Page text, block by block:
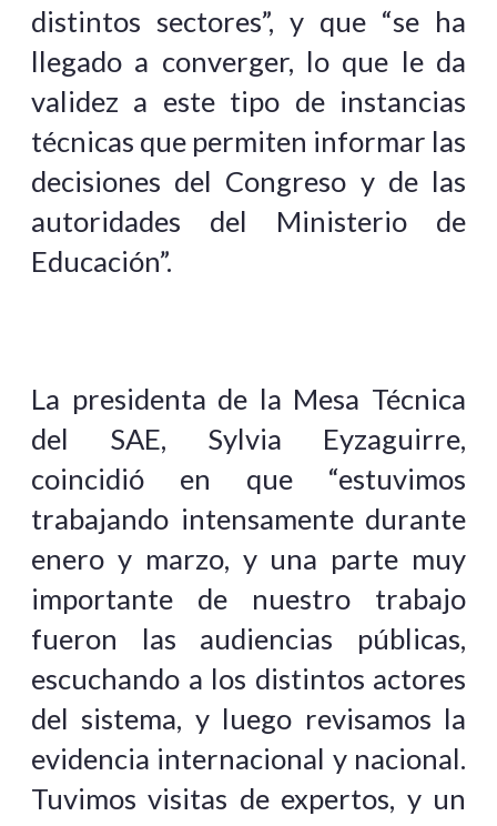
distintos sectores”, y que “se ha
llegado a converger, lo que le da
validez a este tipo de instancias
técnicas que permiten informar las
decisiones del Congreso y de las
autoridades del Ministerio de
Educación”.
La presidenta de la Mesa Técnica
del SAE, Sylvia Eyzaguirre,
coincidió en que “estuvimos
trabajando intensamente durante
enero y marzo, y una parte muy
importante de nuestro trabajo
fueron las audiencias públicas,
escuchando a los distintos actores
del sistema, y luego revisamos la
evidencia internacional y nacional.
Tuvimos visitas de expertos, y un